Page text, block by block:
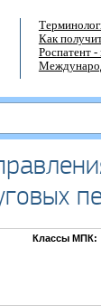
Как
Роспатент
Классы МПК: